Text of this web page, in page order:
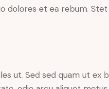
dolores et ea rebum.
ut. Sed sed quam ut ex